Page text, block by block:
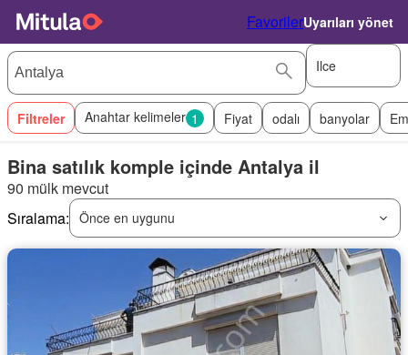
FavorilerUyarıları yönet
Ilce
Filtreler Anahtar kelimeler 1 Fiyat odalı banyolar
Bina satılık komple içinde Antalya il
90 mülk mevcut
Sıralama: Önce en uygunu